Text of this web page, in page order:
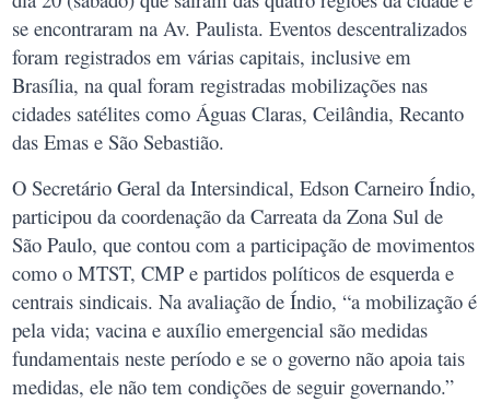
se encontraram na Av. Paulista. Eventos descentralizados
foram registrados em várias capitais, inclusive em
Brasília, na qual foram registradas mobilizações nas
cidades satélites como Águas Claras, Ceilândia, Recanto
das Emas e São Sebastião.
O Secretário Geral da Intersindical, Edson Carneiro Índio,
participou da coordenação da Carreata da Zona Sul de
São Paulo, que contou com a participação de movimentos
como o MTST, CMP e partidos políticos de esquerda e
centrais sindicais. Na avaliação de Índio, “a mobilização é
pela vida; vacina e auxílio emergencial são medidas
fundamentais neste período e se o governo não apoia tais
medidas, ele não tem condições de seguir governando.”